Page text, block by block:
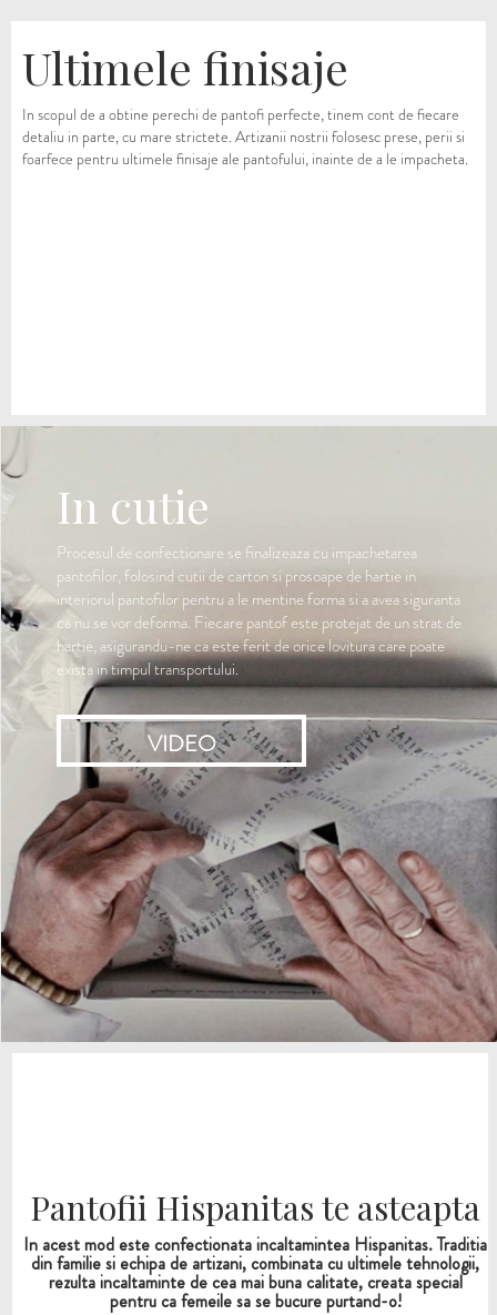
Ultimele finisaje
In scopul de a obtine perechi de pantofi perfecte, tinem cont de fiecare
detaliu in parte, cu mare strictete. Artizanii nostrii folosesc prese, perii si
foarfece pentru ultimele finisaje ale pantofului, inainte de a le impacheta.
In cutie
Procesul de confectionare se finalizeaza cu impachetarea
pantofilor, folosind cutii de carton si prosoape de hartie in
interiorul pantofilor pentru a le mentine forma si a avea siguranta
ca nu se vor deforma. Fiecare pantof este protejat de un strat de
hartie, asigurandu-ne ca este ferit de orice lovitura care poate
exista in timpul transportului.
VIDEO
Pantofii Hispanitas te asteapta
In acest mod este confectionata incaltamintea Hispanitas. Traditia
din familie si echipa de artizani, combinata cu ultimele tehnologii,
rezulta incaltaminte de cea mai buna calitate, creata special
pentru ca femeile sa se bucure purtand-o!